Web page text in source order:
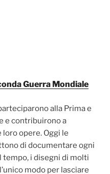
Guerra Mondiale
alla Prima e
e contribuirono a
opere. Oggi le
di documentare ogni
tempo, i disegni di molti
modo per lasciare